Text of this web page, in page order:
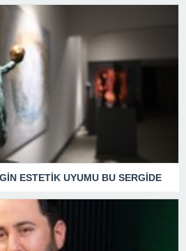
ESTETİK UYUMU BU SERGİDE